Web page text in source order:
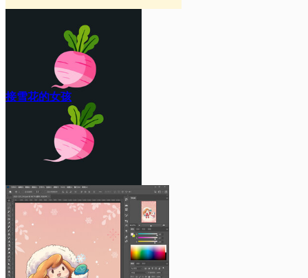
接雪花的女孩